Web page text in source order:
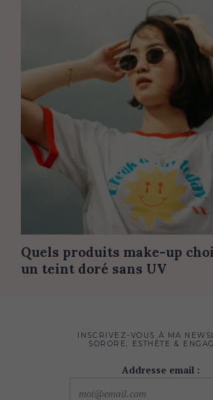
Quels produits make-up
un teint doré sans UV
INSCRIVEZ-VOUS À MA
SORORE, ESTHÈTE &
Addresse email :